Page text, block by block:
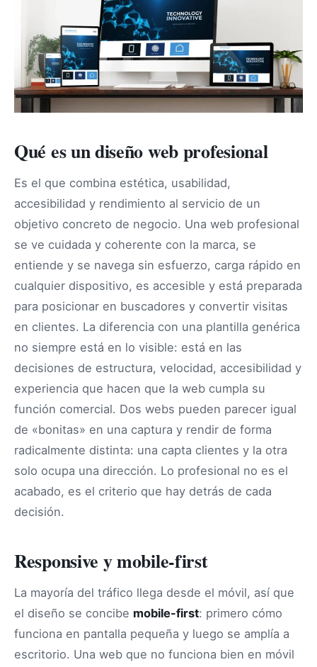
Qué es un diseño web profesional
Es el que combina estética, usabilidad,
accesibilidad y rendimiento al servicio de un
objetivo concreto de negocio. Una web profesional
se ve cuidada y coherente con la marca, se
entiende y se navega sin esfuerzo, carga rápido en
cualquier dispositivo, es accesible y está preparada
para posicionar en buscadores y convertir visitas
en clientes. La diferencia con una plantilla genérica
no siempre está en lo visible: está en las
decisiones de estructura, velocidad, accesibilidad y
experiencia que hacen que la web cumpla su
función comercial. Dos webs pueden parecer igual
de «bonitas» en una captura y rendir de forma
radicalmente distinta: una capta clientes y la otra
solo ocupa una dirección. Lo profesional no es el
acabado, es el criterio que hay detrás de cada
decisión.
Responsive y mobile-first
La mayoría del tráfico llega desde el móvil, así que
el diseño se concibe mobile-first: primero cómo
funciona en pantalla pequeña y luego se amplía a
escritorio. Una web que no funciona bien en móvil